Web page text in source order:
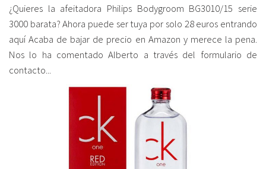
¿Quieres la afeitadora Philips Bodygroom BG3010/15 serie
3000 barata? Ahora puede ser tuya por solo 28 euros entrando
aquí Acaba de bajar de precio en Amazon y merece la pena.
Nos lo ha comentado Alberto a través del formulario de
contacto...